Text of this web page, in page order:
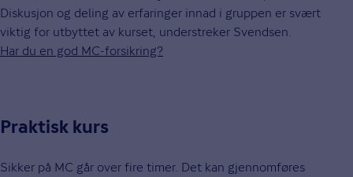
Diskusjon og deling av erfaringer innad i gruppen er svært
viktig for utbyttet av kurset, understreker Svendsen.
Har du en god MC-forsikring?
Praktisk kurs
Sikker på MC går over fire timer. Det kan gjennomføres